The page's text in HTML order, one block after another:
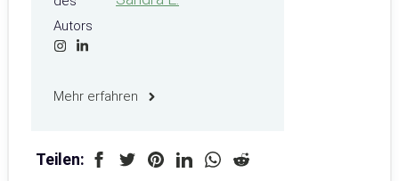
Mehr erfahren
Teilen: